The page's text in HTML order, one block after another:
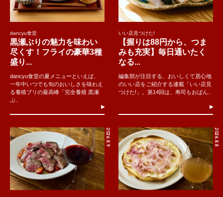
dancyu食堂
黒瀬ぶりの魅力を味わい
尽くす！フライの豪華3種
盛り...
dancyu食堂の夏メニューといえば、
一年中いつでも旬のおいしさを味わえ
る養殖ブリの最高峰「完全養殖 黒瀬
ぶ..
いい店見つけた!
【握りは88円から、つま
みも充実】毎日通いたく
なる...
編集部が注目する、おいしくて居心地
のいい店をご紹介する連載「いい店見
つけた!」。第14回は、寿司もおばん..
2026.8.9 2026.8.8